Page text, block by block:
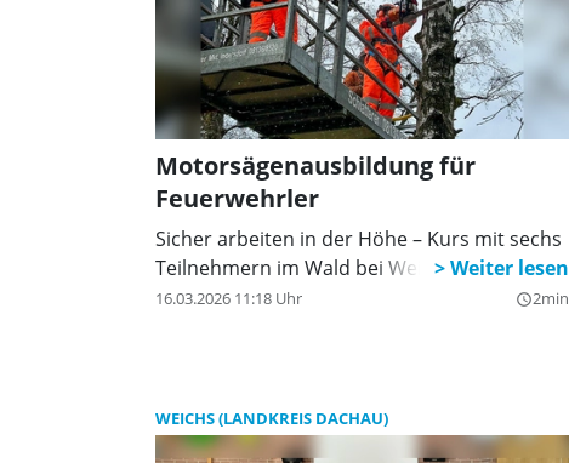
Motorsägenausbildung für
Feuerwehrler
Sicher arbeiten in der Höhe – Kurs mit sechs
Teilnehmern im Wald bei Weichs.
16.03.2026 11:18 Uhr query_builder2min
WEICHS (LANDKREIS DACHAU)